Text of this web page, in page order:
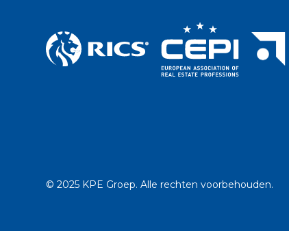
© 2025 KPE Groep. Alle rechten voorbehouden.